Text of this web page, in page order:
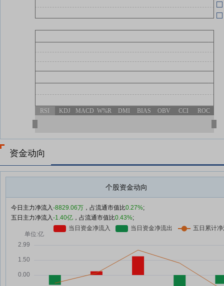
RSI KDJ MACD W%R DMI BIAS OBV CCI ROC
资金动向
个股资金动向
今日主力净流入-8829.06万 ，占流通市值比0.27%;
五日主力净流入-1.40亿 ，占流通市值比0.43%;